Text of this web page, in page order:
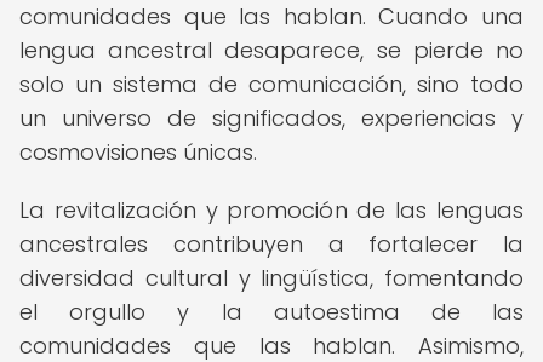
comunidades que las hablan. Cuando una
lengua ancestral desaparece, se pierde no
solo un sistema de comunicación, sino todo
un universo de significados, experiencias y
cosmovisiones únicas.
La revitalización y promoción de las lenguas
ancestrales contribuyen a fortalecer la
diversidad cultural y lingüística, fomentando
el orgullo y la autoestima de las
comunidades que las hablan. Asimismo,